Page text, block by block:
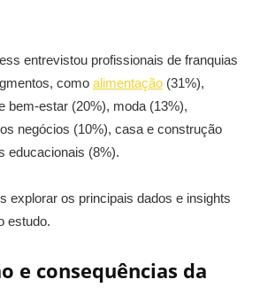
entrevistou profissionais de franquias
como alimentação (31%),
bem-estar (20%), moda (13%),
negócios (10%), casa e construção
educacionais (8%).
explorar os principais dados e insights
estudo.
e consequências da